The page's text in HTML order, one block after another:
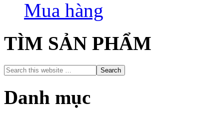
Mua hàng
TÌM SẢN PHẨM
Danh mục